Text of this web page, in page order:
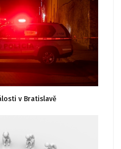
v Bratislavě